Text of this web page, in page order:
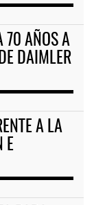
70 AÑOS A
DAIMLER
A LA
E